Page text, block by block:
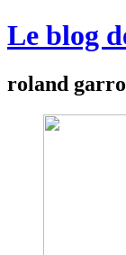
Le blog
roland